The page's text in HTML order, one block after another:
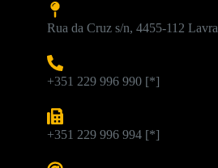
Rua da Cruz s/n, 4455-112 Lavra
+351 229 996 990 [*]
+351 229 996 994 [*]